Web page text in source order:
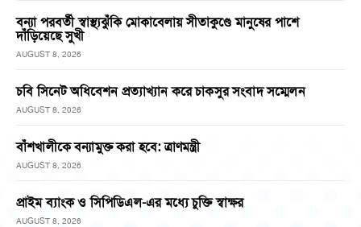
বন্যা পরবর্তী স্বাস্থ্যঝুঁকি মোকাবেলায় সীতাকুণ্ডে মানুষের পাশে
দাঁড়িয়েছে সুখী
AUGUST 8, 2026
চবি সিনেট অধিবেশন প্রত্যাখ্যান করে চাকসুর সংবাদ সম্মেলন
AUGUST 8, 2026
বাঁশখালীকে বন্যামুক্ত করা হবে: ত্রাণমন্ত্রী
AUGUST 8, 2026
প্রাইম ব্যাংক ও সিপিডিএল-এর মধ্যে চুক্তি স্বাক্ষর
AUGUST 8, 2026